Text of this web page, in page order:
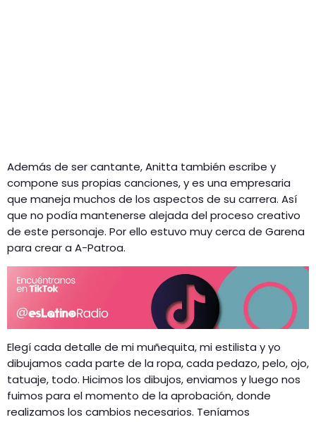
Además de ser cantante, Anitta también escribe y
compone sus propias canciones, y es una empresaria
que maneja muchos de los aspectos de su carrera. Así
que no podía mantenerse alejada del proceso creativo
de este personaje. Por ello estuvo muy cerca de Garena
para crear a A-Patroa.
Elegí cada detalle de mi muñequita, mi estilista y yo
dibujamos cada parte de la ropa, cada pedazo, pelo, ojo,
tatuaje, todo. Hicimos los dibujos, enviamos y luego nos
fuimos para el momento de la aprobación, donde
realizamos los cambios necesarios. Teníamos